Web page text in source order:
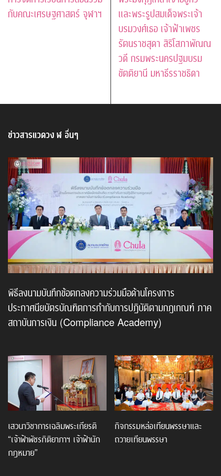
กับคณะเศรษฐศาสตร์ จุฬาฯ
และพระรูปสมเด็จพระเจ้า
บรมวงศ์เธอ เจ้าฟ้าเพชร
รัตนราชสุดา สิริโสภาพัณณ
วดี กรมพระนครปฐมบรม
ขัตติยานี มหาธีรราชธิดา
ข่าวสารแวดวง ฬ อื่นๆ
พิธีลงนามบันทึกข้อตกลงความร่วมมือด้านโครงการ
ประกาศนียบัตรบัณฑิตการกำกับการปฏิบัติตามกฎเกณฑ์ ภาค
สถาบันการเงิน (Compliance Academy)
เสวนาวิชาการเฉลิมพระเกียรติ
“เจ้าฟ้าพัชรกิติยาภาฯ เจ้าฟ้านัก
กฎหมาย”
กิจกรรมหล่อเทียนพรรษาและ
ถวายเทียนพรรษา